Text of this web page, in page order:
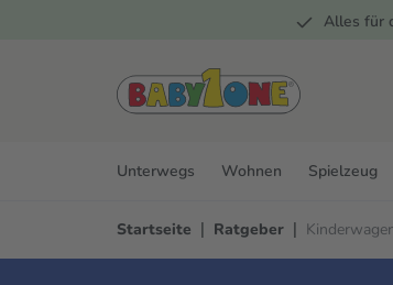
Alles für
Unterwegs Wohnen Spielzeug
Startseite | Ratgeber |